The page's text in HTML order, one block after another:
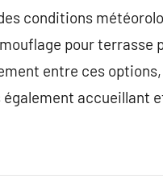
conditions
pour terrasse
entre ces
également accueillant